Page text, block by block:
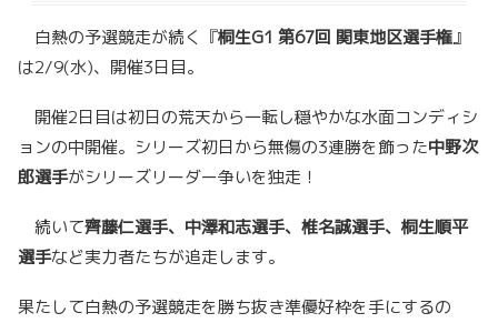
白熱の予選競走が続く『桐生G1 第67回 関東地区選手権』
は2/9(水)、開催3日目。
開催2日目は初日の荒天から一転し穏やかな水面コンディシ
ョンの中開催。シリーズ初日から無傷の3連勝を飾った中野次
郎選手がシリーズリーダー争いを独走！
続いて齊藤仁選手、中澤和志選手、椎名誠選手、桐生順平
選手など実力者たちが追走します。
果たして白熱の予選競走を勝ち抜き準優好枠を手にするの